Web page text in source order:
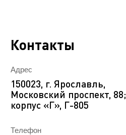
Контакты
Адрес
150023, г. Ярославль,
Московский проспект, 88;
корпус «Г», Г-805
Телефон